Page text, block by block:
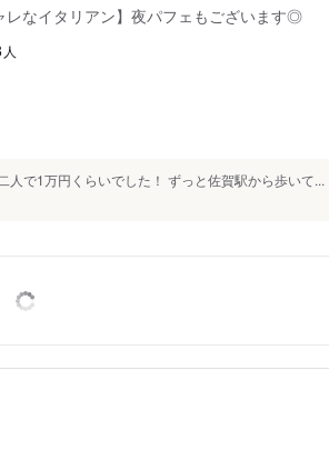
なイタリアン】夜パフェもございます◎
人
で1万円くらいでした！ ずっと佐賀駅から歩いて...